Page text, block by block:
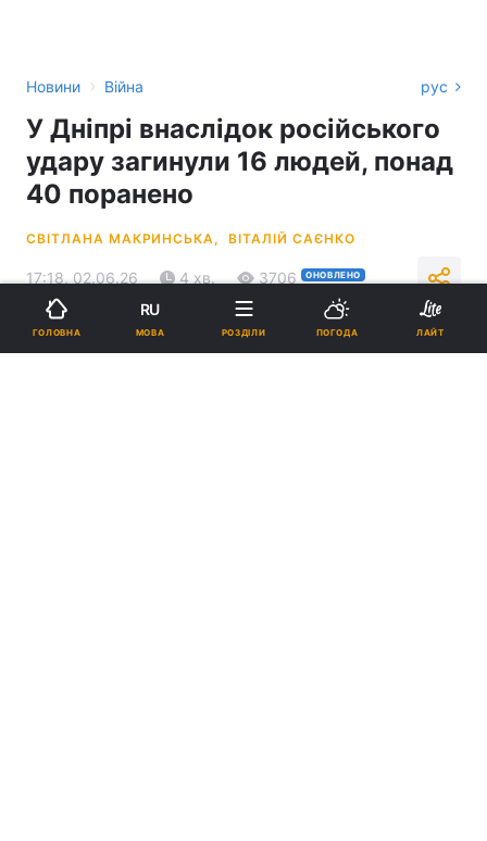
Новини › Війна рус
У Дніпрі внаслідок російського
удару загинули 16 людей, понад
40 поранено
СВІТЛАНА МАКРИНСЬКА, ВІТАЛІЙ САЄНКО
17:18, 02.06.26 4 хв. 3706 ОНОВЛЕНО
Підпишіться на нас в Google
ГОЛОВНА
RU
МОВА РОЗДІЛИ ПОГОДА ЛАЙТ